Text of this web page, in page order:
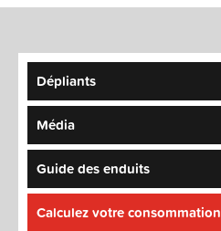
Dépliants
Média
Guide des enduits
Calculez votre consommation